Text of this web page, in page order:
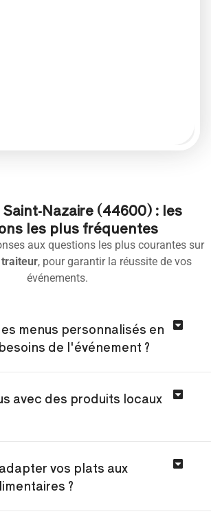
Nazaire (44600) : les
les plus fréquentes
aux questions les plus courantes sur
traiteur, pour garantir la réussite de vos
événements.
menus personnalisés en
de l'événement ?
avec des produits locaux
vos plats aux
?